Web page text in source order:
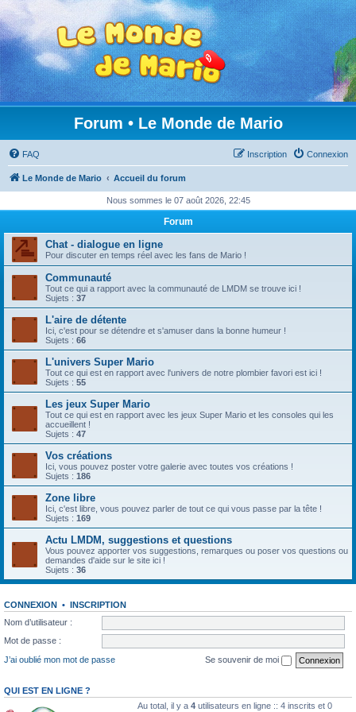
Forum • Le Monde de Mario
FAQ Connexion
Inscription
Le Monde de Mario Accueil du forum
Nous sommes le 07 août 2026, 22:45
Forum
Chat - dialogue en ligne
Pour discuter en temps réel avec les fans de Mario !
Communauté
Tout ce qui a rapport avec la communauté de LMDM se trouve ici !
Sujets : 37
L'aire de détente
Ici, c'est pour se détendre et s'amuser dans la bonne humeur !
Sujets : 66
L'univers Super Mario
Tout ce qui est en rapport avec l'univers de notre plombier favori est ici !
Sujets : 55
Les jeux Super Mario
Tout ce qui est en rapport avec les jeux Super Mario et les consoles qui les
accueillent !
Sujets : 47
Vos créations
Ici, vous pouvez poster votre galerie avec toutes vos créations !
Sujets : 186
Zone libre
Ici, c'est libre, vous pouvez parler de tout ce qui vous passe par la tête !
Sujets : 169
Actu LMDM, suggestions et questions
Vous pouvez apporter vos suggestions, remarques ou poser vos questions ou
demandes d'aide sur le site ici !
Sujets : 36
CONNEXION • INSCRIPTION
Nom d’utilisateur :
Mot de passe :
J’ai oublié mon mot de passe
Se souvenir de moi
QUI EST EN LIGNE ?
Au total, il y a 4 utilisateurs en ligne :: 4 inscrits et 0